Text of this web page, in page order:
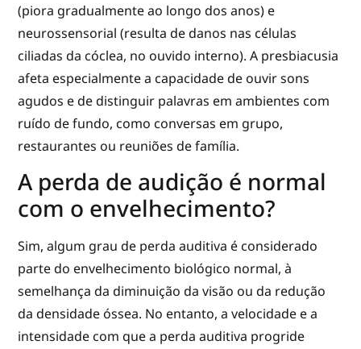
(piora gradualmente ao longo dos anos) e
neurossensorial (resulta de danos nas células
ciliadas da cóclea, no ouvido interno). A presbiacusia
afeta especialmente a capacidade de ouvir sons
agudos e de distinguir palavras em ambientes com
ruído de fundo, como conversas em grupo,
restaurantes ou reuniões de família.
A perda de audição é normal
com o envelhecimento?
Sim, algum grau de perda auditiva é considerado
parte do envelhecimento biológico normal, à
semelhança da diminuição da visão ou da redução
da densidade óssea. No entanto, a velocidade e a
intensidade com que a perda auditiva progride